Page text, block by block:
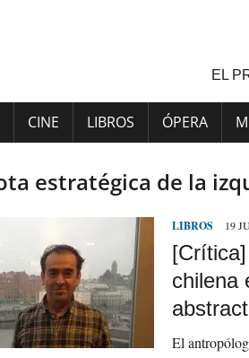
EL
CINE LIBROS ÓPERA
estratégica de la
LIBROS 19
chilena
El